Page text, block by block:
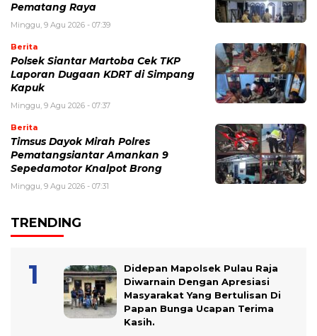
Pematang Raya
Minggu, 9 Agu 2026 - 07:39
Berita
Polsek Siantar Martoba Cek TKP
Laporan Dugaan KDRT di Simpang
Kapuk
Minggu, 9 Agu 2026 - 07:37
Berita
Timsus Dayok Mirah Polres
Pematangsiantar Amankan 9
Sepedamotor Knalpot Brong
Minggu, 9 Agu 2026 - 07:31
TRENDING
Didepan Mapolsek Pulau Raja
Diwarnain Dengan Apresiasi
Masyarakat Yang Bertulisan Di
Papan Bunga Ucapan Terima
Kasih.